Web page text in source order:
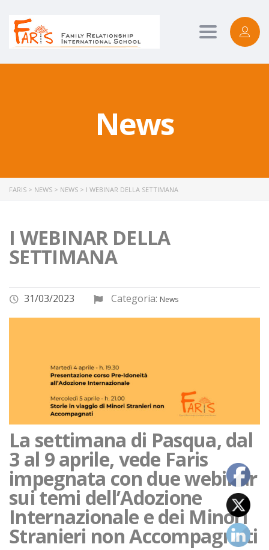
Toggle
News
FARIS > NEWS > NEWS > I WEBINAR DELLA SETTIMANA
I WEBINAR DELLA
SETTIMANA
31/03/2023 Categoria: News
La settimana di Pasqua, dal
3 al 9 aprile, vede Faris
impegnata con due webinar
sui temi dell’Adozione
Internazionale e dei Minori
Stranieri non Accompagnati